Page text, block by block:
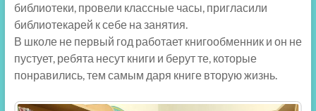
библиотеки, провели классные часы, пригласили
библиотекарей к себе на занятия.
В школе не первый год работает книгообменник и он не
пустует, ребята несут книги и берут те, которые
понравились, тем самым даря книге вторую жизнь.